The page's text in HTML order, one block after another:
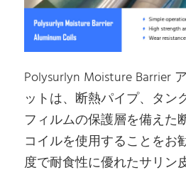
Polysurlyn Moisture Barrier
ットは、断熱パイプ、タン
フィルムの保護層を備えた
コイルを使用することをお
度で耐食性に優れたサリン